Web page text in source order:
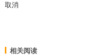
取消
相关阅读